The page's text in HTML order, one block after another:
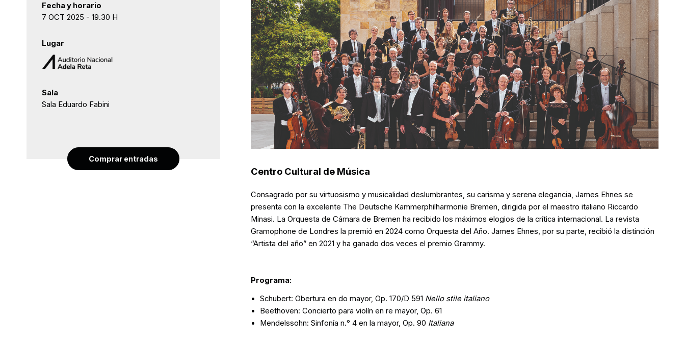
Centro Cultural de Música
Consagrado por su virtuosismo y musicalidad deslumbrantes, su carisma y serena elegancia, James Ehnes se
presenta con la excelente The Deutsche Kammerphilharmonie Bremen, dirigida por el maestro italiano Riccardo
Minasi. La Orquesta de Cámara de Bremen ha recibido los máximos elogios de la crítica internacional. La revista
Gramophone de Londres la premió en 2024 como Orquesta del Año. James Ehnes, por su parte, recibió la distinción
“Artista del año” en 2021 y ha ganado dos veces el premio Grammy.
Programa:
Schubert: Obertura en do mayor, Op. 170/D 591 Nello stile italiano
Beethoven: Concierto para violín en re mayor, Op. 61
Mendelssohn: Sinfonía n.° 4 en la mayor, Op. 90 Italiana
Fecha y horario
7 OCT 2025 - 19.30 H
Lugar
Sala
Sala Eduardo Fabini
Comprar entradas